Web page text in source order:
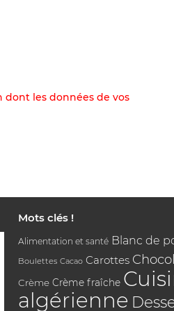
dont les données de vos
Mots clés !
Alimentation et santé Blanc de
Boulettes Cacao Carottes
Crème Crème fraîche
algérienne